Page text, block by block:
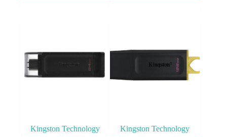
Kingston Technology
Kingston Technology